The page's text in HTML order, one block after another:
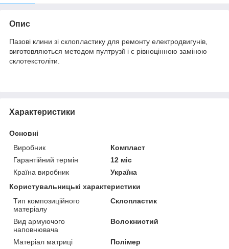
Опис
Пазові клини зі склопластику для ремонту електродвигунів,
виготовляються методом пултрузії і є рівноцінною заміною
склотекстоліти.
Характеристики
Основні
Виробник
Компласт
Гарантійний термін
12 міс
Країна виробник
Україна
Користувальницькі характеристики
Тип композиційного
матеріалу
Склопластик
Вид армуючого
наповнювача
Волокнистий
Матеріал матриці
Полімер